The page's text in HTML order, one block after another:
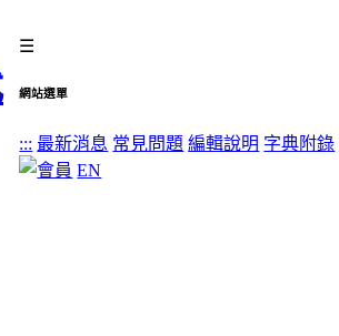
☰
網站選單
::: 最新消息 常見問題 編輯說明 字典附錄
EN